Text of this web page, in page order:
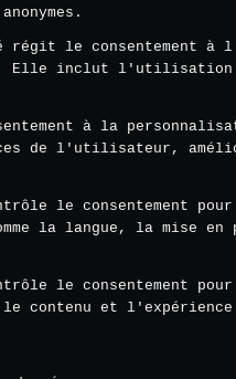
régit le consentement
Elle inclut l'utilisation
à la
de l'utilisateur,
le consentement
la langue, la mise en
le consentement
contenu et l'expérience